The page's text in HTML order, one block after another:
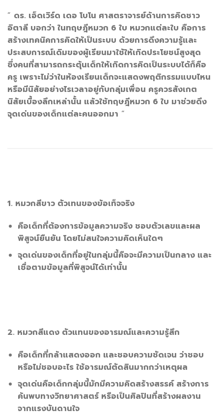
” ดร. เอ็ดเวิร์ด เดอ โบโน ศาสตราจารย์ด้านการคิดชาว
อิตาลี บอกว่า ในทฤษฎีหมวก 6 ใบ หมวกแต่ละใบ คือการ
สร้างเทคนิคการคิดให้เป็นระบบ ด้วยการดึงความรู้และ
ประสบการณ์เดิมของผู้เรียนมาใช้ให้เกิดประโยชน์สูงสุด
ซึ่งคนที่สามารถกระตุ้นเด็กให้เกิดการคิดเป็นระบบได้ก็คือ
ครู เพราะไม่ว่าในห้องเรียนเด็กจะแสดงพฤติกรรมแบบไหน
หรือมีนิสัยอย่างไรเวลาอยู่กับกลุ่มเพื่อน ครูควรสังเกต
นิสัยเบื้องลึกเหล่านั้น แล้วใช้ทฤษฎีหมวก 6 ใบ มาช่วยดึง
จุดเด่นของเด็กแต่ละคนออกมา “
1. หมวกสีขาว ตัวเทนของข้อเท็จจริง
คือเด็กที่ต้องการข้อมูลความจริง ชอบตัวเลขและผล
พิสูจน์ยืนยัน โดยไม่สนใจความคิดเห็นใดๆ
จุดเด่นของเด็กที่อยู่ในกลุ่มนี้คือจะมีความเป็นกลาง และ
เชื่อตามข้อมูลที่พิสูจน์ได้เท่านั้น
2. หมวกสีแดง ตัวแทนของอารมณ์และความรู้สึก
คือเด็กที่กล้าแสดงออก และชอบความชัดเจน ว่าชอบ
หรือไม่ชอบอะไร ใช้อารมณ์ตัดสินมากกว่าเหตุผล
จุดเด่นคือเด็กกลุ่มนี้มักมีความคิดสร้างสรรค์ สร้างการ
ค้นพบทางวิทยาศาสตร์ หรือเป็นศิลปินที่สร้างผลงาน
จากแรงบันดานใจ